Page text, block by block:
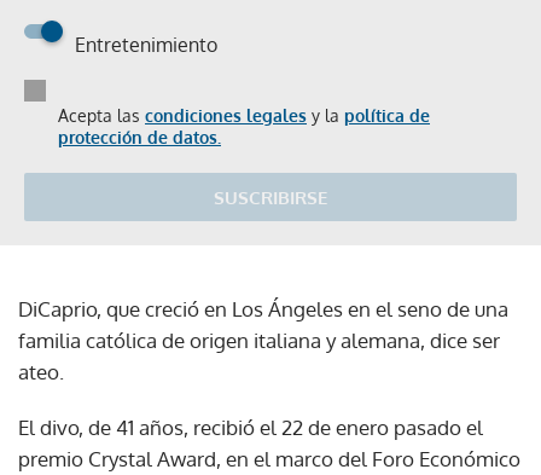
Entretenimiento
Acepta las condiciones legales y la política de
protección de datos.
SUSCRIBIRSE
DiCaprio, que creció en Los Ángeles en el seno de una
familia católica de origen italiana y alemana, dice ser
ateo.
El divo, de 41 años, recibió el 22 de enero pasado el
premio Crystal Award, en el marco del Foro Económico